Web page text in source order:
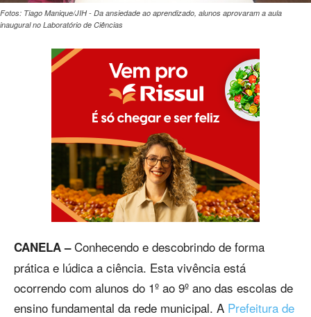
Fotos: Tiago Manique/JIH - Da ansiedade ao aprendizado, alunos aprovaram a aula
inaugural no Laboratório de Ciências
CANELA –Conhecendo e descobrindo de forma
prática e lúdica a ciência. Esta vivência está
ocorrendo com alunos do 1º ao 9º ano das escolas de
ensino fundamental da rede municipal. A Prefeitura de